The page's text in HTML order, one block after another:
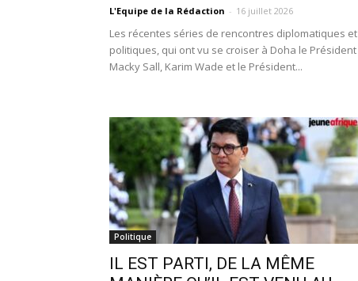
L'Equipe de la Rédaction - 16 juillet 2026
Les récentes séries de rencontres diplomatiques et
politiques, qui ont vu se croiser à Doha le Président
Macky Sall, Karim Wade et le Président...
Politique
IL EST PARTI, DE LA MÊME